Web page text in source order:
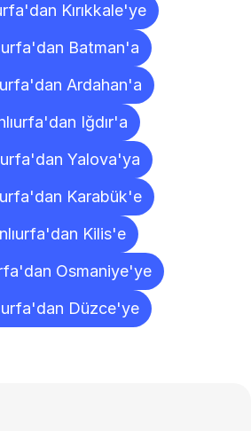
Kırıkkale'ye
Batman'a
Ardahan'a
Iğdır'a
Yalova'ya
Karabük'e
Kilis'e
Osmaniye'ye
Düzce'ye